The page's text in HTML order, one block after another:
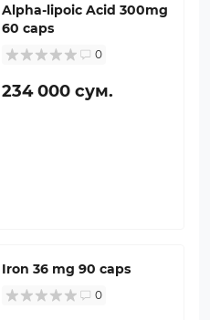
Alpha-lipoic Acid 300mg
60 caps
0
234 000 сум.
Iron 36 mg 90 caps
0